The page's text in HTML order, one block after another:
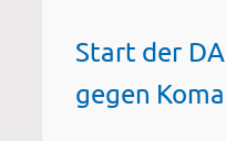
Start der
gegen